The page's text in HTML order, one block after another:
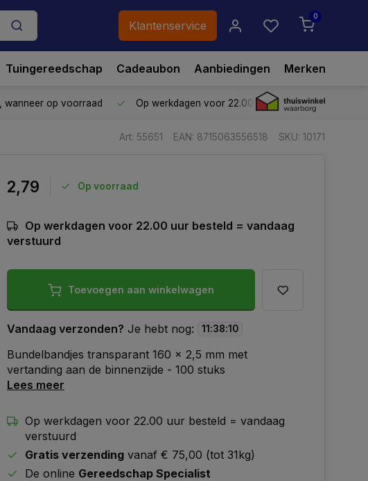
Klantenservice
0
Tuingereedschap Cadeaubon Aanbiedingen Merken
, wanneer op voorraad Op werkdagen voor 22.00 uur besteld,vandaag
Art: 55651 EAN: 8715063556518 SKU: 10171
2,79 Op voorraad
Op werkdagen voor 22.00 uur besteld = vandaag
verstuurd
Toevoegen aan winkelwagen
Vandaag verzonden? Je hebt nog: 11:38:09
Bundelbandjes transparant 160 x 2,5 mm met
vertanding aan de binnenzijde - 100 stuks
Lees meer
Op werkdagen voor 22.00 uur besteld = vandaag
verstuurd
Gratis verzending vanaf € 75,00 (tot 31kg)
De online Gereedschap Specialist